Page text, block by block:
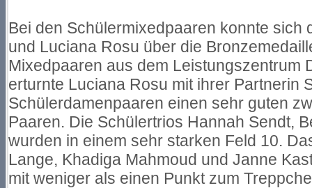
Bei den Schülermixedpaaren konnte sich
und Luciana Rosu über die
Mixedpaaren aus dem Leistungszentrum
erturnte Luciana Rosu mit ihrer Partnerin
Schülerdamenpaaren einen sehr guten
Paaren. Die Schülertrios Hannah Sendt,
wurden in einem sehr starken Feld 10.
Lange, Khadiga Mahmoud und Janne
mit weniger als einen Punkt zum